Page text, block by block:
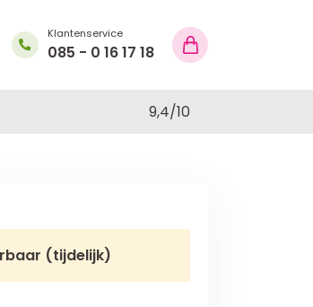
Klantenservice
085 - 0 16 17 18
9,4/10
(tijdelijk)